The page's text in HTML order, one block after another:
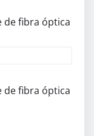
de fibra óptica
de fibra óptica